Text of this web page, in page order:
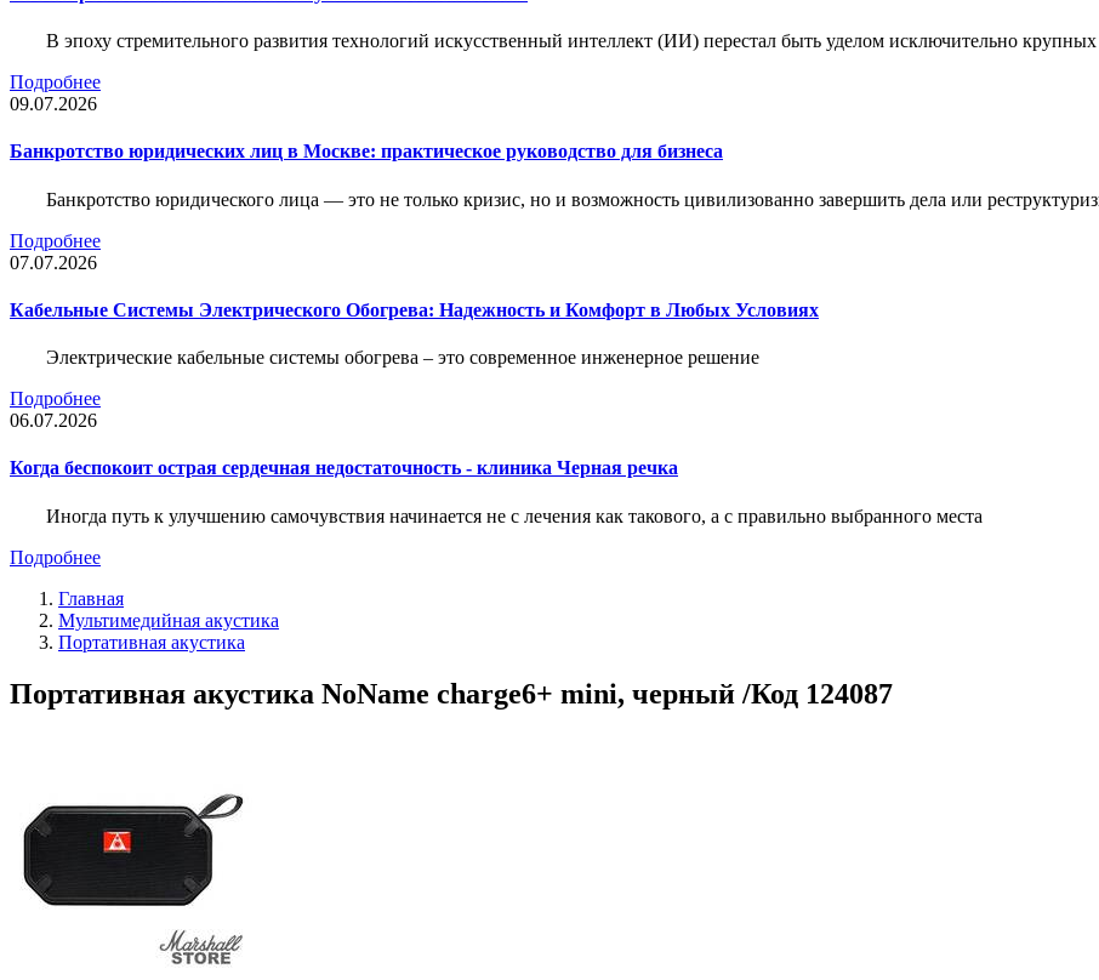
В эпоху стремительного развития технологий искусственный интеллект (ИИ) перестал быть уделом исключительно крупных
Подробнее
09.07.2026
Банкротство юридических лиц в Москве: практическое руководство для бизнеса
Банкротство юридического лица — это не только кризис, но и возможность цивилизованно завершить дела или
Подробнее
07.07.2026
Кабельные Системы Электрического Обогрева: Надежность и Комфорт в Любых Условиях
Электрические кабельные системы обогрева – это современное инженерное решение
Подробнее
06.07.2026
Когда беспокоит острая сердечная недостаточность - клиника Черная речка
Иногда путь к улучшению самочувствия начинается не с лечения как такового, а с правильно выбранного места
Подробнее
Главная
Мультимедийная акустика
Портативная акустика
Портативная акустика NoName charge6+ mini, черный /Код 124087